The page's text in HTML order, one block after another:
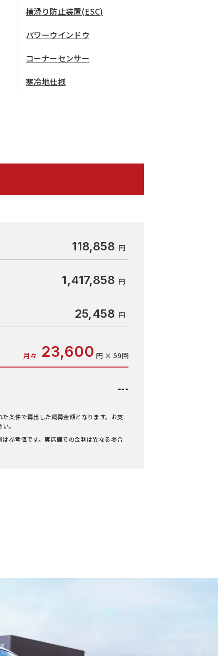
横滑り防止装置(ESC)
パワーウインドウ
コーナーセンサー
寒冷地仕様
118,858
1,417,858
25,458
月々 23,600 円 × 59回
---
条件で算出した概算金額となります。お支
。
参考値です。実店舗での金利は異なる場合